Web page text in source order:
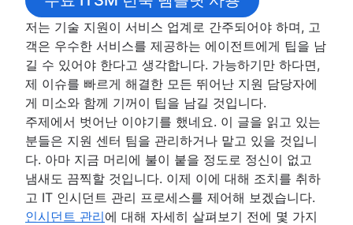
Service request process
플레이북
IT 지원 수준
IT 알림
에스컬레이션 정책
에스컬레이션 경로 템플릿
개요
일반 메트릭
심각도 수준
가동 중지 시간으로 인한 비용
SLA, SLO, SLI 비교
오류 예산
신뢰성 및 가용성 비교
MTTF(평균 장애 시간)
DevOps
개요
SRE
직접 구축하고 직접 운영
문제 관리와 인시던트 관리 비교
ChatOps
ITSM
개요
주요 인시던트 관리
IT 인시던트 관리
IT 운영을 위한 최신 인시던트 관리
IT 재해 복구 계획을 개발하는 방법
재해 복구 계획 예시
버그 추적 모범 사례
사후 검토
음할 수 있습니다. 업무 외 시간에는 자전거를 타거
나 게임을 하거나 아내와 사랑스러운 딸과 함께 시간
을 보냅니다.
저는 기술 지원이 서비스 업계로 간주되어야 하며, 고
객은 우수한 서비스를 제공하는 에이전트에게 팁을 남
길 수 있어야 한다고 생각합니다. 가능하기만 하다면,
제 이슈를 빠르게 해결한 모든 뛰어난 지원 담당자에
게 미소와 함께 기꺼이 팁을 남길 것입니다.
주제에서 벗어난 이야기를 했네요. 이 글을 읽고 있는
분들은 지원 센터 팀을 관리하거나 맡고 있을 것입니
다. 아마 지금 머리에 불이 붙을 정도로 정신이 없고
냄새도 끔찍할 것입니다. 이제 이에 대해 조치를 취하
고 IT 인시던트 관리 프로세스를 제어해 보겠습니다.
인시던트 관리에 대해 자세히 살펴보기 전에 몇 가지